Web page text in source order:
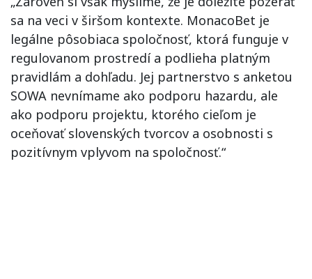
sa na veci v širšom kontexte. MonacoBet je
legálne pôsobiaca spoločnosť, ktorá funguje v
regulovanom prostredí a podlieha platným
pravidlám a dohľadu. Jej partnerstvo s anketou
SOWA nevnímame ako podporu hazardu, ale
ako podporu projektu, ktorého cieľom je
oceňovať slovenských tvorcov a osobnosti s
pozitívnym vplyvom na spoločnosť.“